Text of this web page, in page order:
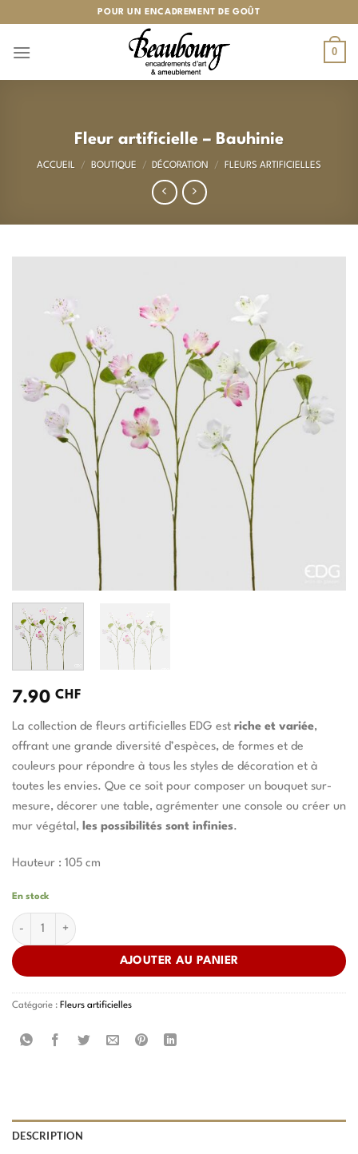
contenu
POUR UN ENCADREMENT DE GOÛT
0
Fleur artificielle – Bauhinie
ACCUEIL / BOUTIQUE / DÉCORATION / FLEURS ARTIFICIELLES
7.90 CHF
La collection de fleurs artificielles EDG est riche et variée,
offrant une grande diversité d’espèces, de formes et de
couleurs pour répondre à tous les styles de décoration et à
toutes les envies. Que ce soit pour composer un bouquet sur-
mesure, décorer une table, agrémenter une console ou créer un
mur végétal, les possibilités sont infinies.
Hauteur : 105 cm
En stock
quantité de Fleur artificielle - Bauhinie
AJOUTER AU PANIER
Catégorie : Fleurs artificielles
DESCRIPTION